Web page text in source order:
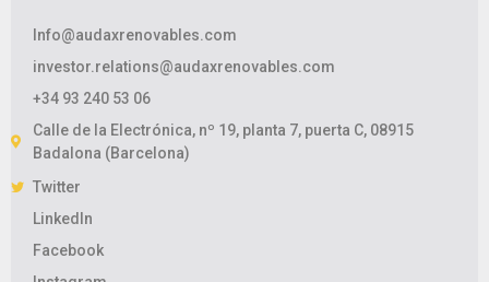
Info@audaxrenovables.com
investor.relations@audaxrenovables.com
+34 93 240 53 06
Calle de la Electrónica, nº 19, planta 7, puerta C, 08915
Badalona (Barcelona)
Twitter
LinkedIn
Facebook